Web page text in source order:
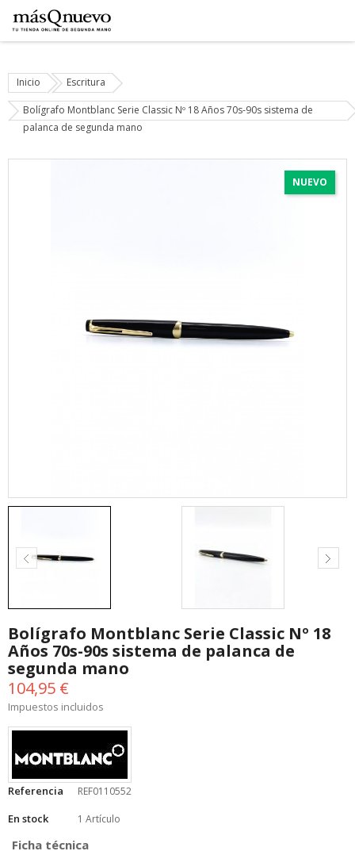
Inicio Escritura
Bolígrafo Montblanc Serie Classic Nº 18 Años 70s-90s sistema de
palanca de segunda mano
NUEVO
Bolígrafo Montblanc Serie Classic Nº 18
Años 70s-90s sistema de palanca de
segunda mano
104,95 €
Impuestos incluidos
Referencia REF0110552
En stock 1 Artículo
Ficha técnica